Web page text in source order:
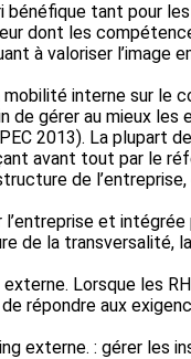
tant pour
dont les
à valoriser l’image
interne sur le
gérer au mieux
2013). La plupart
avant tout par le
de
et
de la
Lorsque les
aux
externe. : gérer